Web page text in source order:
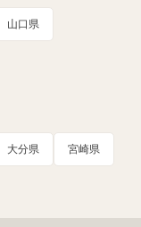
山口県
大分県 宮崎県